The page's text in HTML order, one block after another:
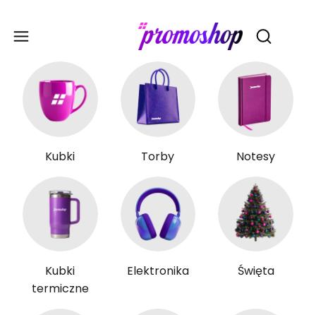
Otwórz
Kubki Torby Notesy
Kubki
termiczne
Elektronika Święta